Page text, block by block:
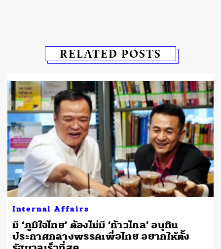
RELATED POSTS
Internal Affairs
มี ‘ภูมิใจไทย’ ต้องไม่มี ‘ก้าวไกล’ อนุทิน
ประกาศกลางพรรคเพื่อไทย อยากให้ตั้ง